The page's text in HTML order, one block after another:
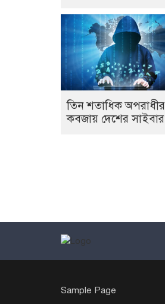
তিন শতাধিক অপরাধীর
কবজায় দেশের
Sample Page